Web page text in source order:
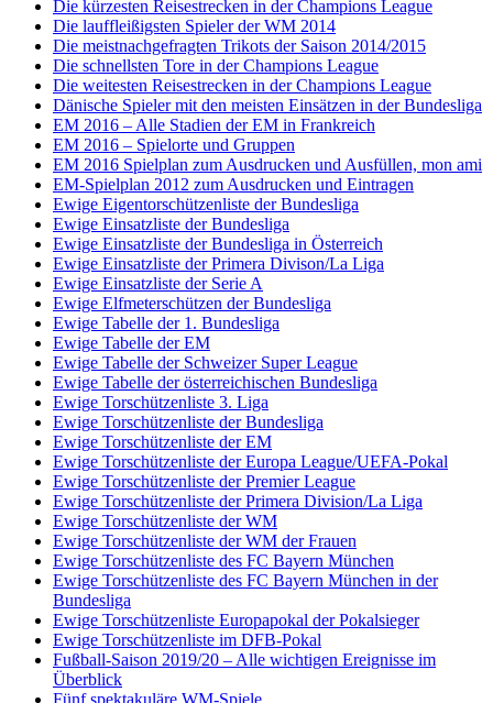
Die kürzesten Reisestrecken in der Champions League
Die lauffleißigsten Spieler der WM 2014
Die meistnachgefragten Trikots der Saison 2014/2015
Die schnellsten Tore in der Champions League
Die weitesten Reisestrecken in der Champions League
Dänische Spieler mit den meisten Einsätzen in der Bundesliga
EM 2016 – Alle Stadien der EM in Frankreich
EM 2016 – Spielorte und Gruppen
EM 2016 Spielplan zum Ausdrucken und Ausfüllen, mon ami
EM-Spielplan 2012 zum Ausdrucken und Eintragen
Ewige Eigentorschützenliste der Bundesliga
Ewige Einsatzliste der Bundesliga
Ewige Einsatzliste der Bundesliga in Österreich
Ewige Einsatzliste der Primera Divison/La Liga
Ewige Einsatzliste der Serie A
Ewige Elfmeterschützen der Bundesliga
Ewige Tabelle der 1. Bundesliga
Ewige Tabelle der EM
Ewige Tabelle der Schweizer Super League
Ewige Tabelle der österreichischen Bundesliga
Ewige Torschützenliste 3. Liga
Ewige Torschützenliste der Bundesliga
Ewige Torschützenliste der EM
Ewige Torschützenliste der Europa League/UEFA-Pokal
Ewige Torschützenliste der Premier League
Ewige Torschützenliste der Primera Division/La Liga
Ewige Torschützenliste der WM
Ewige Torschützenliste der WM der Frauen
Ewige Torschützenliste des FC Bayern München
Ewige Torschützenliste des FC Bayern München in der
Bundesliga
Ewige Torschützenliste Europapokal der Pokalsieger
Ewige Torschützenliste im DFB-Pokal
Fußball-Saison 2019/20 – Alle wichtigen Ereignisse im
Überblick
Fünf spektakuläre WM-Spiele